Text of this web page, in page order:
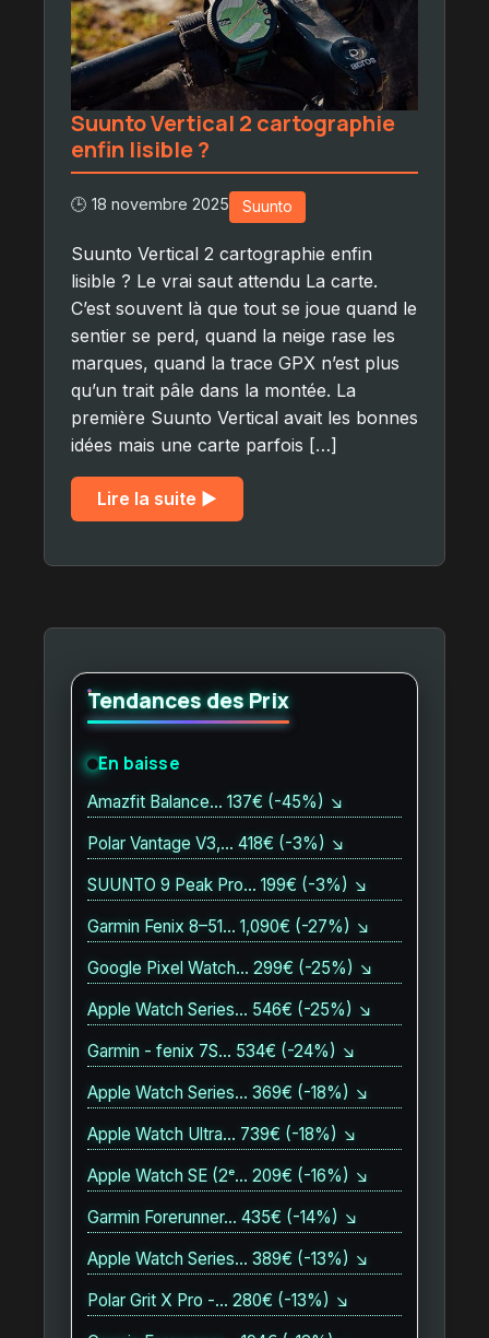
Suunto Vertical 2 cartographie
enfin lisible ?
🕒 18 novembre 2025 Suunto
Suunto Vertical 2 cartographie enfin
lisible ? Le vrai saut attendu La carte.
C’est souvent là que tout se joue quand le
sentier se perd, quand la neige rase les
marques, quand la trace GPX n’est plus
qu’un trait pâle dans la montée. La
première Suunto Vertical avait les bonnes
idées mais une carte parfois […]
Lire la suite ▶︎
Tendances des Prix
En baisse
Amazfit Balance… 137€ (-45%) ↘
Polar Vantage V3,… 418€ (-3%) ↘
SUUNTO 9 Peak Pro… 199€ (-3%) ↘
Garmin Fenix 8–51… 1,090€ (-27%) ↘
Google Pixel Watch… 299€ (-25%) ↘
Apple Watch Series… 546€ (-25%) ↘
Garmin - fenix 7S… 534€ (-24%) ↘
Apple Watch Series… 369€ (-18%) ↘
Apple Watch Ultra… 739€ (-18%) ↘
Apple Watch SE (2ᵉ… 209€ (-16%) ↘
Garmin Forerunner… 435€ (-14%) ↘
Apple Watch Series… 389€ (-13%) ↘
Polar Grit X Pro -… 280€ (-13%) ↘